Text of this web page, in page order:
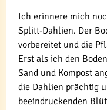
Ich erinnere mich
Splitt-Dahlien. Der
vorbereitet und die
Erst als ich den
Sand und Kompost
die Dahlien prächtig
beeindruckenden